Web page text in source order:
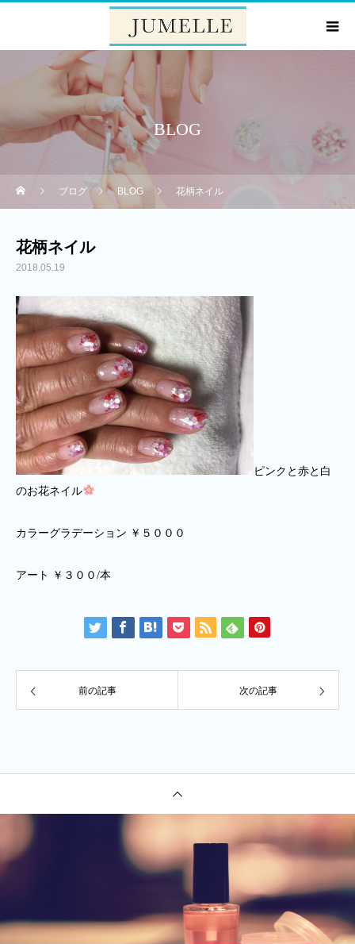
BLOG
ブログ BLOG 花柄ネイル
花柄ネイル
2018.05.19
ピンクと赤と白
のお花ネイル
カラーグラデーション ￥５０００
アート ￥３００/本
前の記事 次の記事